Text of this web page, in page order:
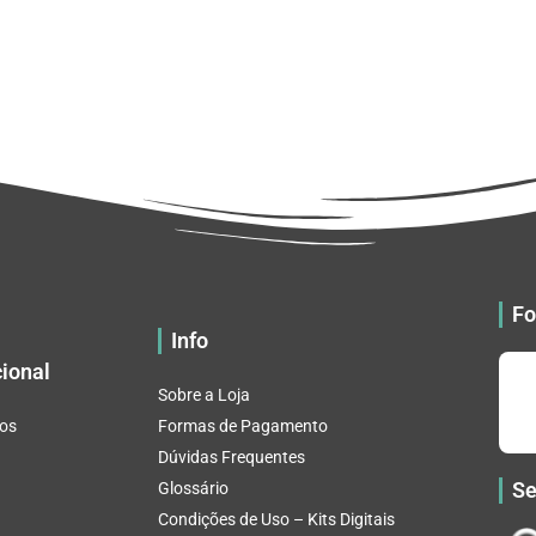
Info
Sobre a Loja
Formas de Pagamento
Dúvidas Frequentes
Glossário
Condições de Uso – Kits Digitais